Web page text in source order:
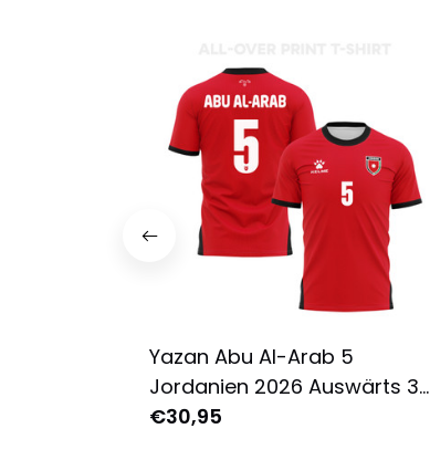
Yazan Abu Al-Arab 5
Jordanien 2026 Auswärts 3D
Vollbedrucktes T-Shirt Unisex
€30,95